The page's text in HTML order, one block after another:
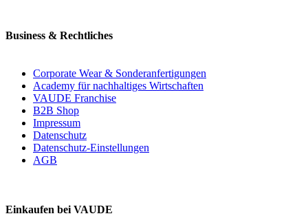
Business & Rechtliches
Corporate Wear & Sonderanfertigungen
Academy für nachhaltiges Wirtschaften
VAUDE Franchise
B2B Shop
Impressum
Datenschutz
Datenschutz-Einstellungen
AGB
Einkaufen bei VAUDE